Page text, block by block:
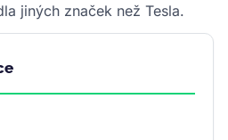
jiných značek než Tesla.